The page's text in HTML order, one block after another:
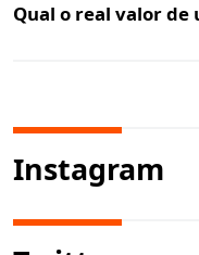
Qual o real valor de
Instagram